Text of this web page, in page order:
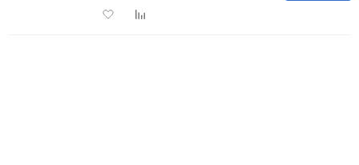
ДобавитьДобавить